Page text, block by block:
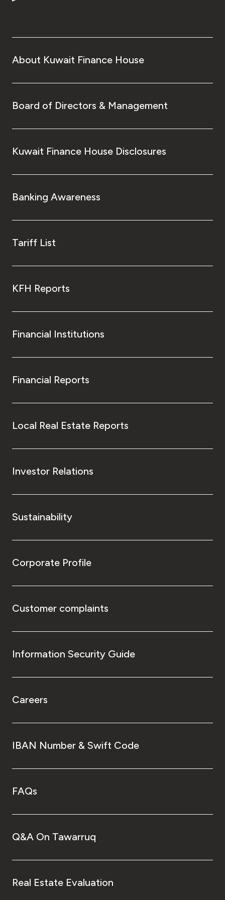
About Kuwait Finance House
Board of Directors & Management
Kuwait Finance House Disclosures
Banking Awareness
Tariff List
KFH Reports
Financial Institutions
Financial Reports
Local Real Estate Reports
Investor Relations
Sustainability
Corporate Profile
Customer complaints
Information Security Guide
Careers
IBAN Number & Swift Code
FAQs
Q&A On Tawarruq
Real Estate Evaluation